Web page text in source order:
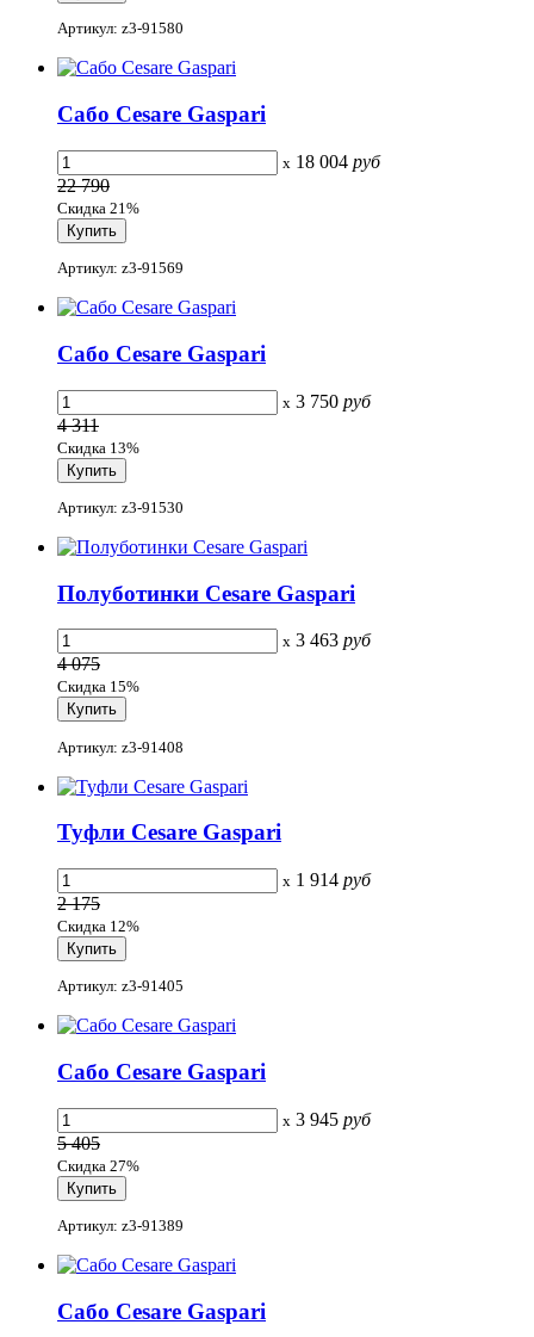
Артикул: z3-91580
Сабо Cesare Gaspari
x 18 004 руб
22 790
Скидка 21%
Артикул: z3-91569
Сабо Cesare Gaspari
x 3 750 руб
4 311
Скидка 13%
Артикул: z3-91530
Полуботинки Cesare Gaspari
x 3 463 руб
4 075
Скидка 15%
Артикул: z3-91408
Туфли Cesare Gaspari
x 1 914 руб
2 175
Скидка 12%
Артикул: z3-91405
Сабо Cesare Gaspari
x 3 945 руб
5 405
Скидка 27%
Артикул: z3-91389
Сабо Cesare Gaspari